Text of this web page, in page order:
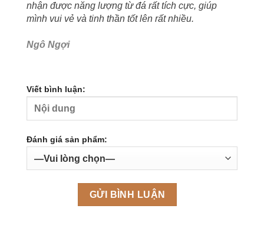
nhận được năng lượng từ đá rất tích cực, giúp
mình vui vẻ và tinh thần tốt lên rất nhiều.
Ngô Ngợi
Viết bình luận:
Đánh giá sản phẩm: